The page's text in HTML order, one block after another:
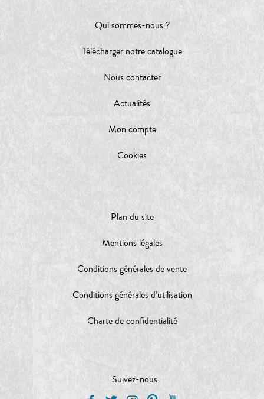
Qui sommes-nous ?
Télécharger notre catalogue
Nous contacter
Actualités
Mon compte
Cookies
Plan du site
Mentions légales
Conditions générales de vente
Conditions générales d’utilisation
Charte de confidentialité
Suivez-nous